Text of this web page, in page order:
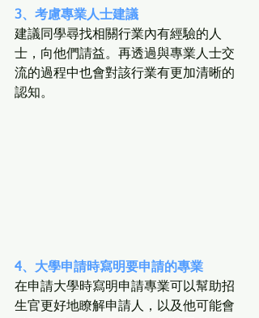
3、考慮專業人士建議
建議同學尋找相關行業內有經驗的人
士，向他們請益。再透過與專業人士交
流的過程中也會對該行業有更加清晰的
認知。
4、大學申請時寫明要申請的專業
在申請大學時寫明申請專業可以幫助招
生官更好地瞭解申請人，以及他可能會